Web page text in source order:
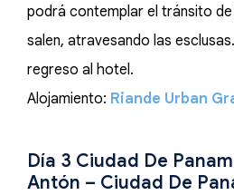
podrá contemplar el tránsito
salen, atravesando las
regreso al hotel.
Alojamiento: Riande Urban
Día 3 Ciudad De
Antón – Ciudad De